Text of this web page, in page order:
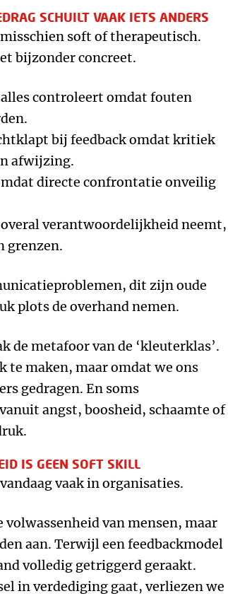
SCHUILT VAAK IETS ANDERS
soft of therapeutisch.
bijzonder concreet.
controleert omdat fouten
bij feedback omdat kritiek
afwijzing.
directe confrontatie onveilig
verantwoordelijkheid neemt,
grenzen.
dit zijn oude
plots de overhand nemen.
de metafoor van de ‘kleuterklas’.
te maken, maar omdat we ons
gedragen. En soms
angst, boosheid, schaamte of
IS GEEN SOFT SKILL
vaak in organisaties.
van mensen, maar
aan. Terwijl een feedbackmodel
volledig getriggerd geraakt.
in verdediging gaat, verliezen we